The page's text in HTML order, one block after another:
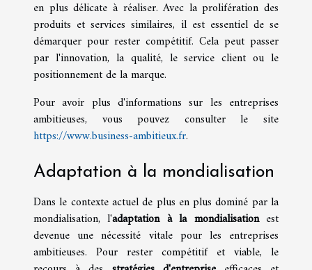
en plus délicate à réaliser. Avec la prolifération des
produits et services similaires, il est essentiel de se
démarquer pour rester compétitif. Cela peut passer
par l'innovation, la qualité, le service client ou le
positionnement de la marque.
Pour avoir plus d'informations sur les entreprises
ambitieuses, vous pouvez consulter le site
https://www.business-ambitieux.fr.
Adaptation à la mondialisation
Dans le contexte actuel de plus en plus dominé par la
mondialisation, l'adaptation à la mondialisationest
devenue une nécessité vitale pour les entreprises
ambitieuses. Pour rester compétitif et viable, le